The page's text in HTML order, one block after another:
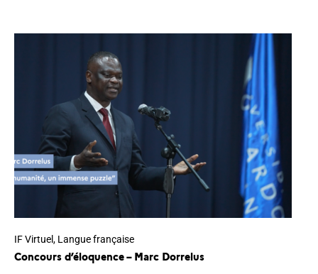
IF Virtuel, Langue française
Concours d’éloquence – Marc Dorrelus